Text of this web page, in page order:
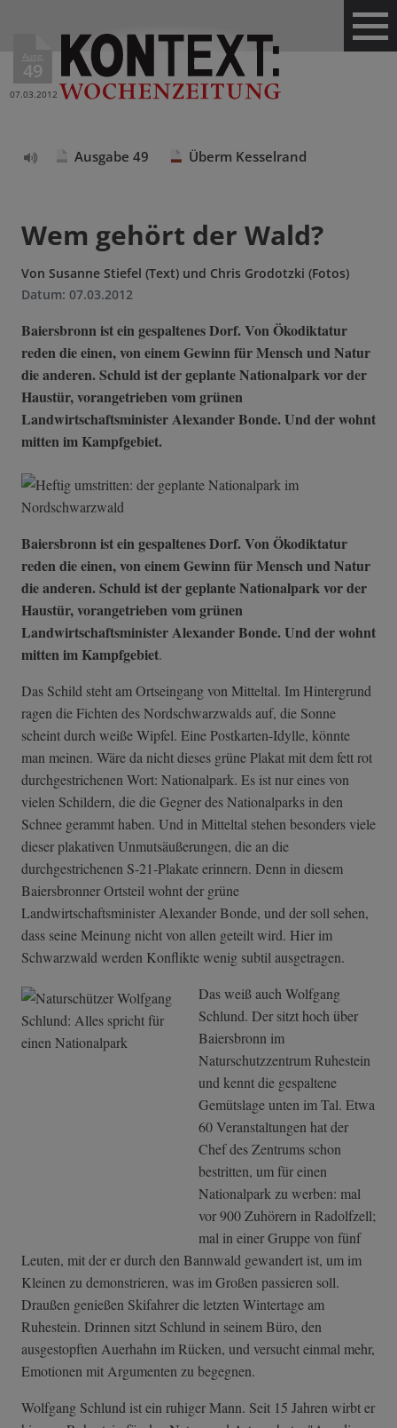
Ausg.
49
07.03.2012
Ausgabe 49 Überm Kesselrand
Wem gehört der Wald?
Von Susanne Stiefel (Text) und Chris Grodotzki (Fotos)
Datum: 07.03.2012
Baiersbronn ist ein gespaltenes Dorf. Von Ökodiktatur
reden die einen, von einem Gewinn für Mensch und Natur
die anderen. Schuld ist der geplante Nationalpark vor der
Haustür, vorangetrieben vom grünen
Landwirtschaftsminister Alexander Bonde. Und der wohnt
mitten im Kampfgebiet.
Baiersbronn ist ein gespaltenes Dorf. Von Ökodiktatur
reden die einen, von einem Gewinn für Mensch und Natur
die anderen. Schuld ist der geplante Nationalpark vor der
Haustür, vorangetrieben vom grünen
Landwirtschaftsminister Alexander Bonde. Und der wohnt
mitten im Kampfgebiet.
Das Schild steht am Ortseingang von Mitteltal. Im Hintergrund
ragen die Fichten des Nordschwarzwalds auf, die Sonne
scheint durch weiße Wipfel. Eine Postkarten-Idylle, könnte
man meinen. Wäre da nicht dieses grüne Plakat mit dem fett rot
durchgestrichenen Wort: Nationalpark. Es ist nur eines von
vielen Schildern, die die Gegner des Nationalparks in den
Schnee gerammt haben. Und in Mitteltal stehen besonders viele
dieser plakativen Unmutsäußerungen, die an die
durchgestrichenen S-21-Plakate erinnern. Denn in diesem
Baiersbronner Ortsteil wohnt der grüne
Landwirtschaftsminister Alexander Bonde, und der soll sehen,
dass seine Meinung nicht von allen geteilt wird. Hier im
Schwarzwald werden Konflikte wenig subtil ausgetragen.
Das weiß auch Wolfgang
Schlund. Der sitzt hoch über
Baiersbronn im
Naturschutzzentrum Ruhestein
und kennt die gespaltene
Gemütslage unten im Tal. Etwa
60 Veranstaltungen hat der
Chef des Zentrums schon
bestritten, um für einen
Nationalpark zu werben: mal
vor 900 Zuhörern in Radolfzell;
mal in einer Gruppe von fünf
Leuten, mit der er durch den Bannwald gewandert ist, um im
Kleinen zu demonstrieren, was im Großen passieren soll.
Draußen genießen Skifahrer die letzten Wintertage am
Ruhestein. Drinnen sitzt Schlund in seinem Büro, den
ausgestopften Auerhahn im Rücken, und versucht einmal mehr,
Emotionen mit Argumenten zu begegnen.
Wolfgang Schlund ist ein ruhiger Mann. Seit 15 Jahren wirbt er